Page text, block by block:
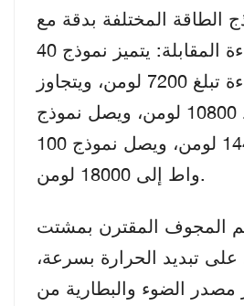
الطاقة المختلفة بدقة مع
متطلبات الإضاءة المقابلة: يتميز نموذج 40
واط بكفاءة إضاءة تبلغ 7200 لومن، ويتجاوز
نموذج 60 واط 10800 لومن، ويصل نموذج
80 واط إلى 14400 لومن، ويصل نموذج 100
واط إلى 18000 لومن.
المجوف المقترن بمشتت
تبديد الحرارة بسرعة،
الضوء والبطارية من